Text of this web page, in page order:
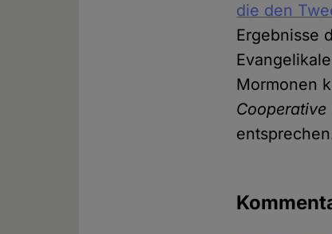
die den
Ergebnisse
Mormonen